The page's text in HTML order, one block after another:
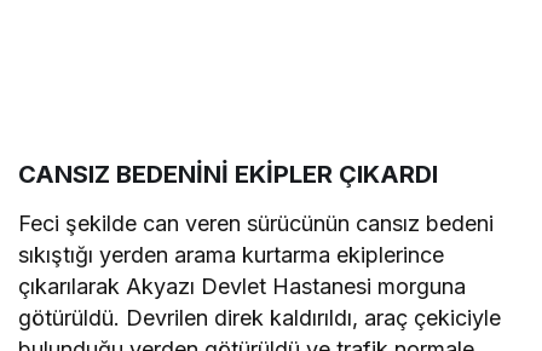
CANSIZ BEDENİNİ EKİPLER ÇIKARDI
Feci şekilde can veren sürücünün cansız bedeni
sıkıştığı yerden arama kurtarma ekiplerince
çıkarılarak Akyazı Devlet Hastanesi morguna
götürüldü. Devrilen direk kaldırıldı, araç çekiciyle